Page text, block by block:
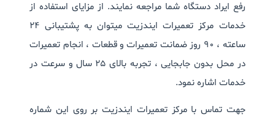
رفع ایراد دستگاه شما مراجعه نمایند. از مزایای استفاده از
خدمات مرکز تعمیرات ایندزیت میتوان به پشتیبانی 24
ساعته ، 90 روز ضمانت تعمیرات و قطعات ، انجام تعمیرات
در محل بدون جابجایی ، تجربه بالای 25 سال و سرعت در
خدمات اشاره نمود.
جهت تماس با مرکز تعمیرات ایندزیت بر روی این شماره